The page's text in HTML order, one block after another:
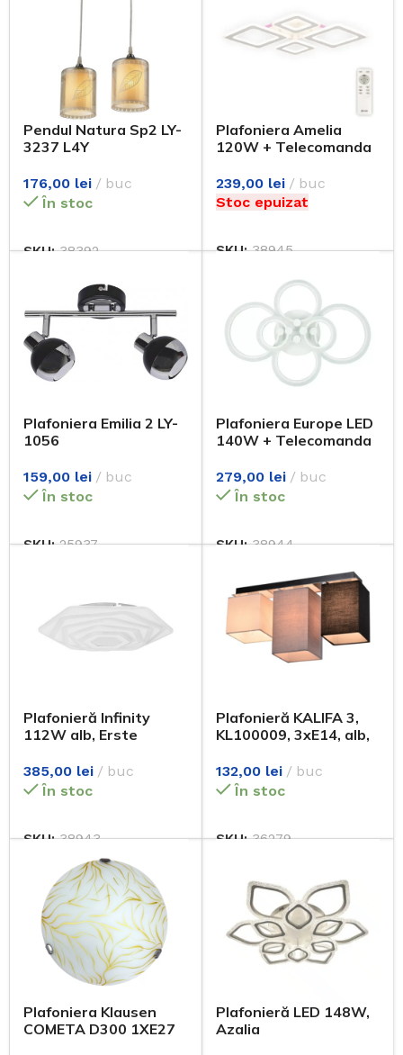
Pendul Natura Sp2 LY-
3237 L4Y
176,00 lei
buc
În stoc
SKU:38392
Plafoniera Amelia
120W + Telecomanda
239,00 lei
buc
Stoc epuizat
SKU:38945
Plafoniera Emilia 2 LY-
1056
159,00 lei
buc
În stoc
SKU:25937
Plafoniera Europe LED
140W + Telecomanda
279,00 lei
buc
În stoc
SKU:38944
Plafonieră Infinity
112W alb, Erste
385,00 lei
buc
În stoc
SKU:38943
Plafonieră KALIFA 3,
KL100009, 3xE14, alb,
132,00 lei
buc
În stoc
SKU:36279
Plafoniera Klausen
COMETA D300 1XE27
Plafonieră LED 148W,
Azalia